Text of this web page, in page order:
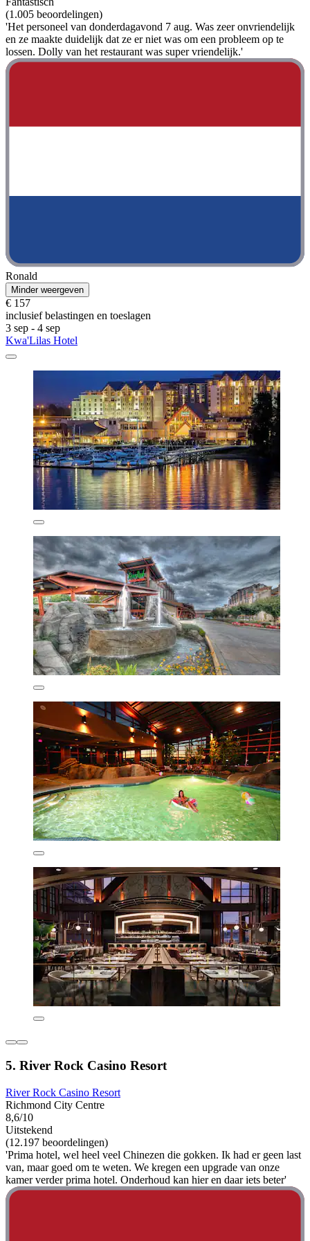
(1.005 beoordelingen)
'Het personeel van donderdagavond 7 aug. Was zeer onvriendelijk
en ze maakte duidelijk dat ze er niet was om een probleem op te
lossen. Dolly van het restaurant was super vriendelijk.'
Ronald
Minder weergeven
€ 157
inclusief belastingen en toeslagen
3 sep - 4 sep
Kwa'Lilas Hotel
5. River Rock Casino Resort
River Rock Casino Resort
Richmond City Centre
8,6/10
Uitstekend
(12.197 beoordelingen)
'Prima hotel, wel heel veel Chinezen die gokken. Ik had er geen last
van, maar goed om te weten. We kregen een upgrade van onze
kamer verder prima hotel. Onderhoud kan hier en daar iets beter'